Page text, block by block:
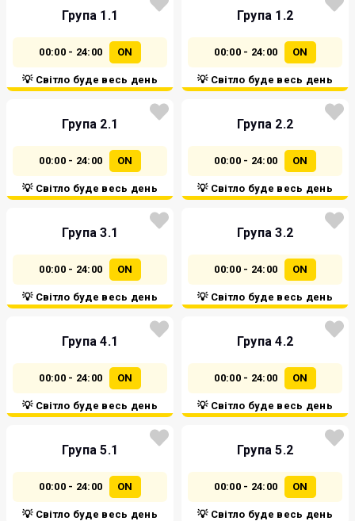
Група 1.1
00:00 - 24:00 ON
💡 Світло буде весь день
Група 1.2
00:00 - 24:00 ON
💡 Світло буде весь день
Група 2.1
00:00 - 24:00 ON
💡 Світло буде весь день
Група 2.2
00:00 - 24:00 ON
💡 Світло буде весь день
Група 3.1
00:00 - 24:00 ON
💡 Світло буде весь день
Група 3.2
00:00 - 24:00 ON
💡 Світло буде весь день
Група 4.1
00:00 - 24:00 ON
💡 Світло буде весь день
Група 4.2
00:00 - 24:00 ON
💡 Світло буде весь день
Група 5.1
00:00 - 24:00 ON
💡 Світло буде весь день
Група 5.2
00:00 - 24:00 ON
💡 Світло буде весь день